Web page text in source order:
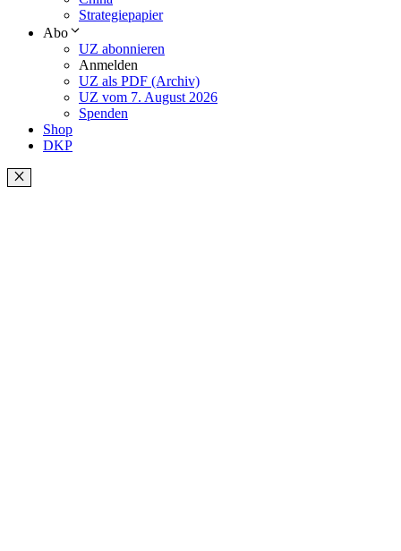
Strategiepapier
Abo
UZ abonnieren
Anmelden
UZ als PDF (Archiv)
UZ vom 7. August 2026
Spenden
Shop
DKP
Schließen